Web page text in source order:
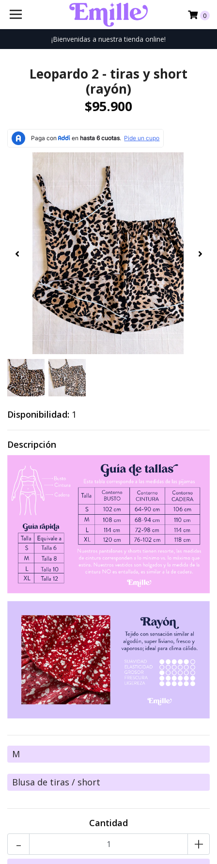
¡Bienvenidas a nuestra tienda online!
0
Leopardo 2 - tiras y short
(rayón)
$95.900
Disponibilidad: 1
Descripción
M
Blusa de tiras / short
Cantidad
- +